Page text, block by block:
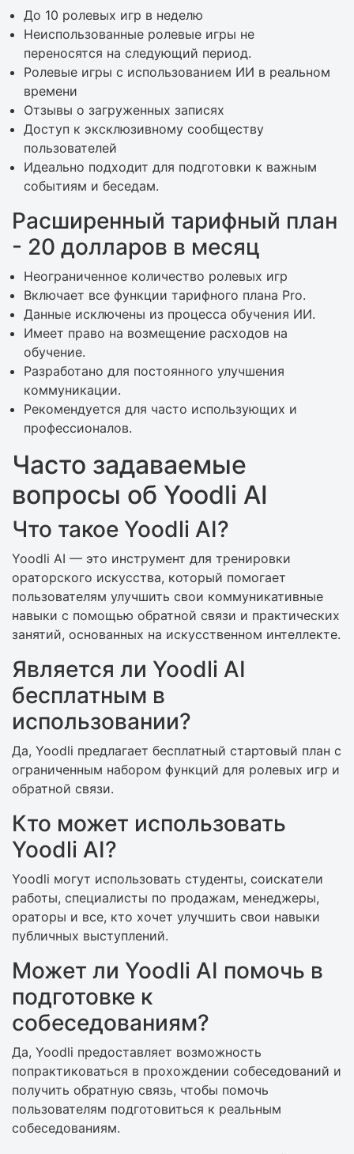
До 10 ролевых игр в неделю
Неиспользованные ролевые игры не
переносятся на следующий период.
Ролевые игры с использованием ИИ в реальном
времени
Отзывы о загруженных записях
Доступ к эксклюзивному сообществу
пользователей
Идеально подходит для подготовки к важным
событиям и беседам.
Расширенный тарифный план
- 20 долларов в месяц
Неограниченное количество ролевых игр
Включает все функции тарифного плана Pro.
Данные исключены из процесса обучения ИИ.
Имеет право на возмещение расходов на
обучение.
Разработано для постоянного улучшения
коммуникации.
Рекомендуется для часто использующих и
профессионалов.
Часто задаваемые
вопросы об Yoodli AI
Что такое Yoodli AI?
Yoodli AI — это инструмент для тренировки
ораторского искусства, который помогает
пользователям улучшить свои коммуникативные
навыки с помощью обратной связи и практических
занятий, основанных на искусственном интеллекте.
Является ли Yoodli AI
бесплатным в
использовании?
Да, Yoodli предлагает бесплатный стартовый план с
ограниченным набором функций для ролевых игр и
обратной связи.
Кто может использовать
Yoodli AI?
Yoodli могут использовать студенты, соискатели
работы, специалисты по продажам, менеджеры,
ораторы и все, кто хочет улучшить свои навыки
публичных выступлений.
Может ли Yoodli AI помочь в
подготовке к
собеседованиям?
Да, Yoodli предоставляет возможность
попрактиковаться в прохождении собеседований и
получить обратную связь, чтобы помочь
пользователям подготовиться к реальным
собеседованиям.